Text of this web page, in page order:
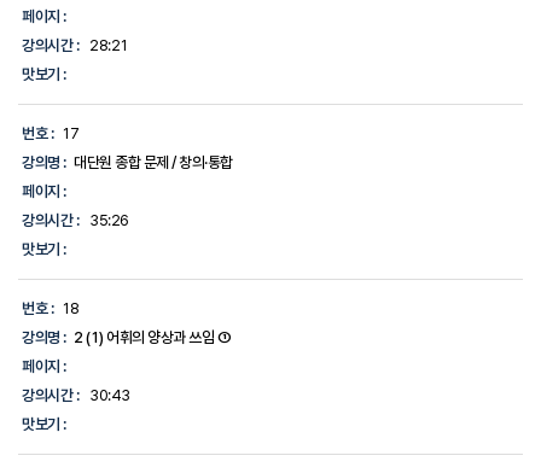
페이지 :
강의시간 :
28:21
맛보기 :
번호 : 17
강의명 : 대단원 종합 문제 / 창의·통합
페이지 :
강의시간 :
35:26
맛보기 :
번호 : 18
강의명 : 2 (1) 어휘의 양상과 쓰임 ①
페이지 :
강의시간 :
30:43
맛보기 :